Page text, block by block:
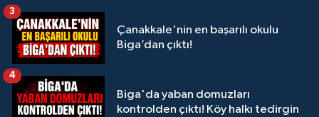
Çanakkale'nin en başarılı okulu
Biga’dan çıktı!
3
Biga'da yaban domuzları
kontrolden çıktı! Köy halkı tedirgin
4